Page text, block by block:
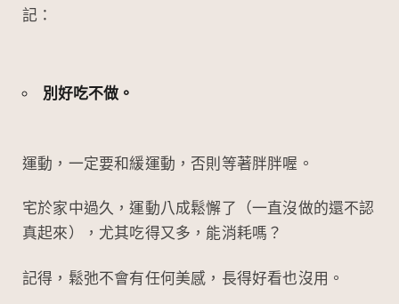
記：
別好吃不做。
運動，一定要和緩運動，否則等著胖胖喔。
宅於家中過久，運動八成鬆懈了（一直沒做的還不認
真起來），尤其吃得又多，能消耗嗎？
記得，鬆弛不會有任何美感，長得好看也沒用。